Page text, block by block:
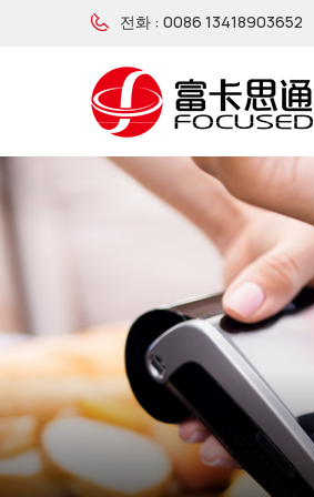
전화 : 0086 13418903652